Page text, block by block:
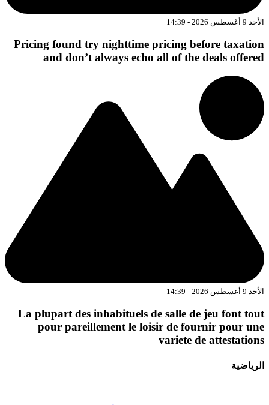
9 أغسطس 2026 - 14:39
Pricing found try nighttime pricing before
and don’t always echo all of the deals
9 أغسطس 2026 - 14:39
La plupart des inhabituels de salle de jeu font
pour pareillement le loisir de fournir pour
variete de